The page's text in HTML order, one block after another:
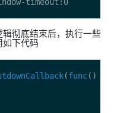
彻底结束后，执行一些
如下代码
(func